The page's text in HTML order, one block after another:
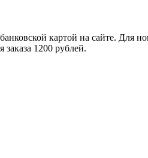
картой на сайте. Для
1200 рублей.